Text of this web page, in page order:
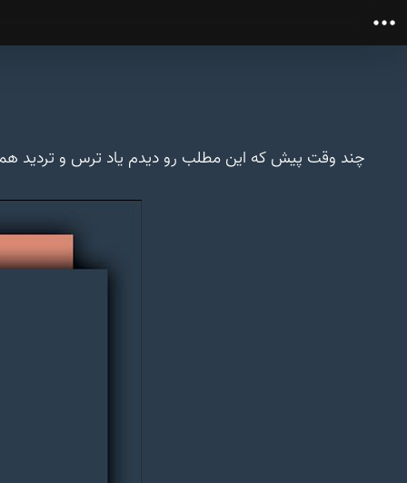
چند وقت پیش که این مطلب رو دیدم یاد ترس و تردید